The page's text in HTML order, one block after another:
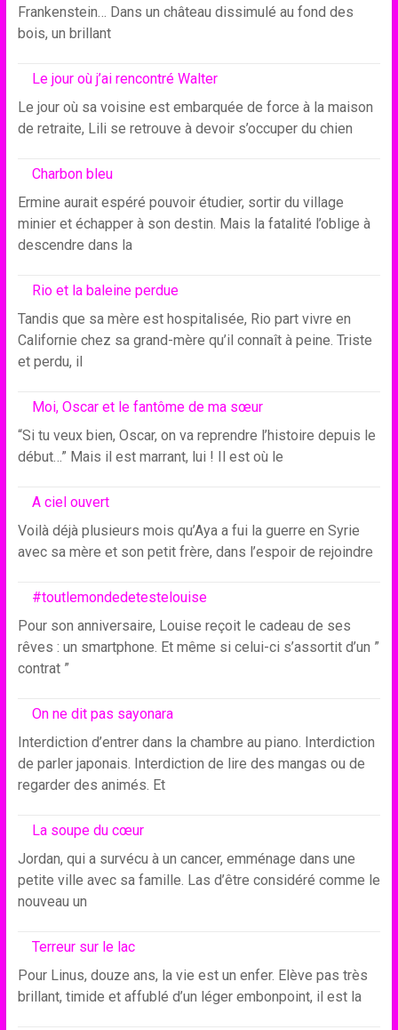
Frankenstein… Dans un château dissimulé au fond des
bois, un brillant
Le jour où j’ai rencontré Walter
Le jour où sa voisine est embarquée de force à la maison
de retraite, Lili se retrouve à devoir s’occuper du chien
Charbon bleu
Ermine aurait espéré pouvoir étudier, sortir du village
minier et échapper à son destin. Mais la fatalité l’oblige à
descendre dans la
Rio et la baleine perdue
Tandis que sa mère est hospitalisée, Rio part vivre en
Californie chez sa grand-mère qu’il connaît à peine. Triste
et perdu, il
Moi, Oscar et le fantôme de ma sœur
“Si tu veux bien, Oscar, on va reprendre l’histoire depuis le
début…” Mais il est marrant, lui ! Il est où le
A ciel ouvert
Voilà déjà plusieurs mois qu’Aya a fui la guerre en Syrie
avec sa mère et son petit frère, dans l’espoir de rejoindre
#toutlemondedetestelouise
Pour son anniversaire, Louise reçoit le cadeau de ses
rêves : un smartphone. Et même si celui-ci s’assortit d’un ”
contrat ”
On ne dit pas sayonara
Interdiction d’entrer dans la chambre au piano. Interdiction
de parler japonais. Interdiction de lire des mangas ou de
regarder des animés. Et
La soupe du cœur
Jordan, qui a survécu à un cancer, emménage dans une
petite ville avec sa famille. Las d’être considéré comme le
nouveau un
Terreur sur le lac
Pour Linus, douze ans, la vie est un enfer. Elève pas très
brillant, timide et affublé d’un léger embonpoint, il est la